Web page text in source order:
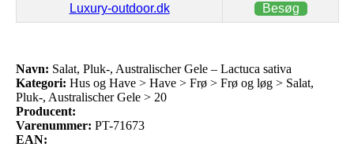
Luxury-outdoor.dk Besøg
Navn: Salat, Pluk-, Australischer Gele – Lactuca sativa
Kategori: Hus og Have > Have > Frø > Frø og løg > Salat,
Pluk-, Australischer Gele > 20
Producent:
Varenummer: PT-71673
EAN: